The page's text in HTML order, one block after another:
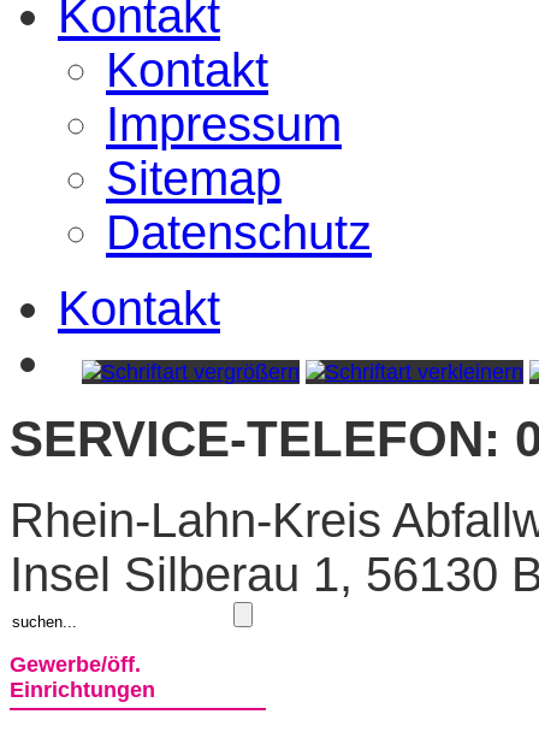
Kontakt
Kontakt
Impressum
Sitemap
Datenschutz
Kontakt
SERVICE-TELEFON:
Rhein-Lahn-Kreis
Insel Silberau 1, 56130
Gewerbe/öff.
Einrichtungen